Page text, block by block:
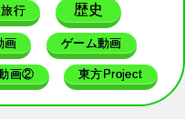
旅行 歴史
画 ゲーム動画
画② 東方Project